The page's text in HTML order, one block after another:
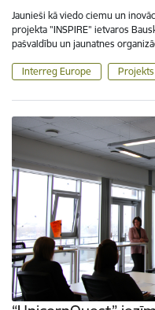
Jaunieši kā viedo ciemu un
projekta "INSPIRE" ietvaros
pašvaldību un jaunatnes
Interreg Europe Projekts